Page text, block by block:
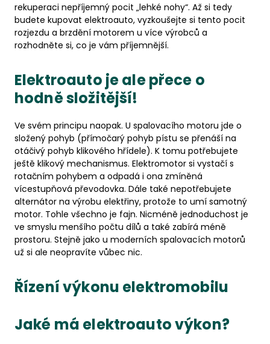
rekuperaci nepříjemný pocit „lehké nohy“. Až si tedy
budete kupovat elektroauto, vyzkoušejte si tento pocit
rozjezdu a brzdění motorem u více výrobců a
rozhodněte si, co je vám příjemnější.
Elektroauto je ale přece o
hodně složitější!
Ve svém principu naopak. U spalovacího motoru jde o
složený pohyb (přímočarý pohyb pístu se přenáší na
otáčivý pohyb klikového hřídele). K tomu potřebujete
ještě klikový mechanismus. Elektromotor si vystačí s
rotačním pohybem a odpadá i ona zmíněná
vícestupňová převodovka. Dále také nepotřebujete
alternátor na výrobu elektřiny, protože to umí samotný
motor. Tohle všechno je fajn. Nicméně jednoduchost je
ve smyslu menšího počtu dílů a také zabírá méně
prostoru. Stejně jako u moderních spalovacích motorů
už si ale neopravíte vůbec nic.
Řízení výkonu elektromobilu
Jaké má elektroauto výkon?